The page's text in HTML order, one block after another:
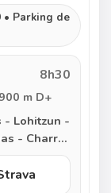
• Parking de
8h30
m D+
- Charre
-
Saint-